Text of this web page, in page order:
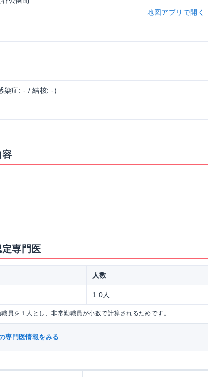
地図アプリで開く
染症: - / 結核: -)
容
専門医
人数
1.0人
員を１人とし、非常勤職員が小数で計算されるためです。
専門医情報をみる